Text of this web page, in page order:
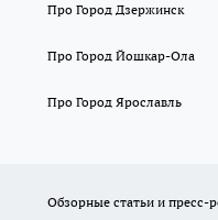
Про Город Дзержинск
Про Город Йошкар-Ола
Про Город Ярославль
Обзорные статьи и пресс-